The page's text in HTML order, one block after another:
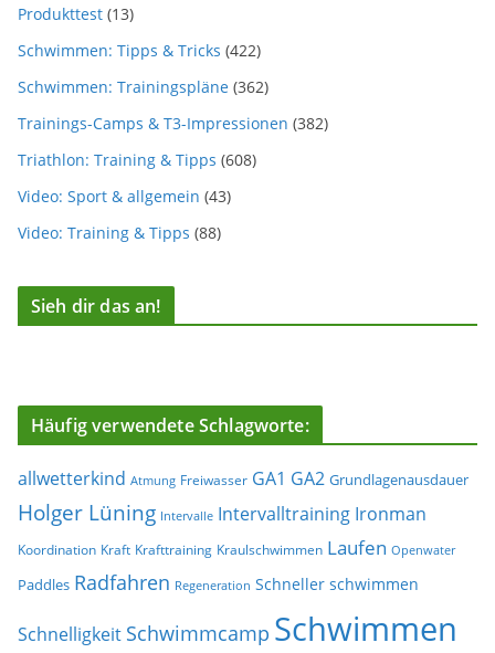
Produkttest (13)
Schwimmen: Tipps & Tricks (422)
Schwimmen: Trainingspläne (362)
Trainings-Camps & T3-Impressionen (382)
Triathlon: Training & Tipps (608)
Video: Sport & allgemein (43)
Video: Training & Tipps (88)
Sieh dir das an!
Häufig verwendete Schlagworte:
allwetterkind Atmung Freiwasser GA1 GA2 Grundlagenausdauer
Holger Lüning Intervalle Intervalltraining Ironman
Koordination Kraft Krafttraining Kraulschwimmen Laufen Openwater
Paddles Radfahren Regeneration Schneller schwimmen
Schnelligkeit Schwimmcamp Schwimmen